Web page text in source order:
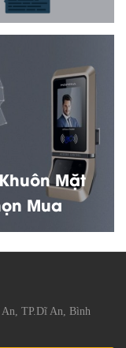
Mặt
Mua
TP.Dĩ An, Bình